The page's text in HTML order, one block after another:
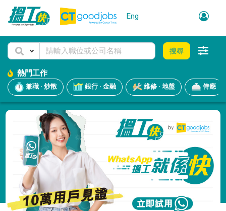
Eng
搜尋
熱門工作
兼職 · 炒散 銀行 · 金融 維修 · 地盤 侍應